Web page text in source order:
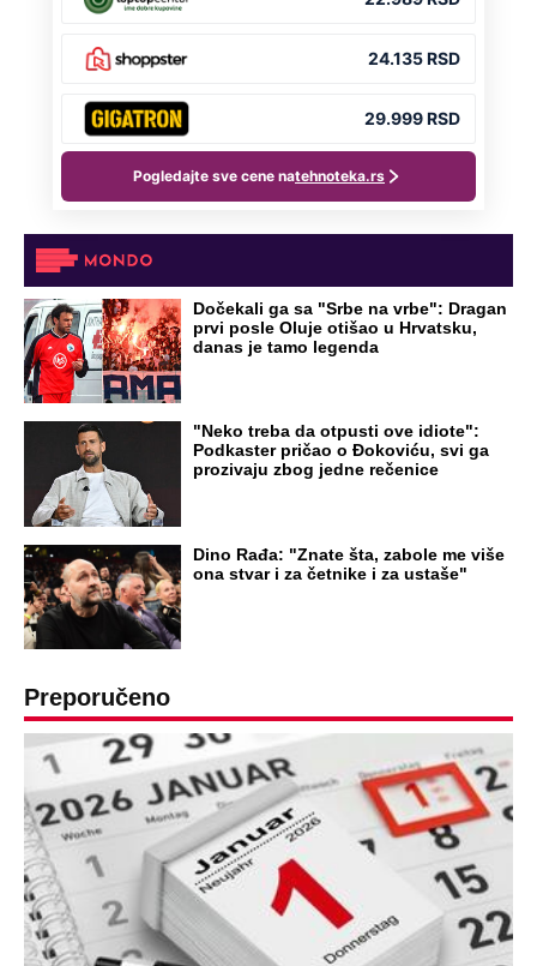
Ovo su neradni dani početkom 2026.
godine: Organizujte sebi mini odmor od
čak četiri slobodna dana
OD NAVODNOG HEROJA DO BRUTALNOG UBICE
GENERAL IVAN STRELJAO SRBE, A
HRVATI GA SLAVILI KAO HEROJA KNINA:
UBIJAO!